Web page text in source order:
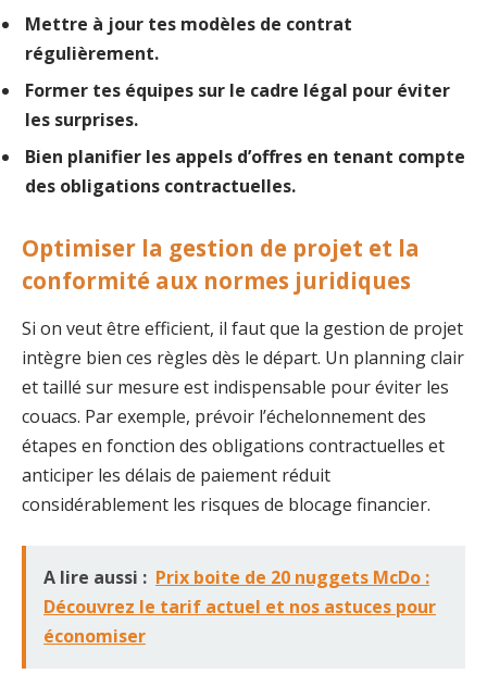
Mettre à jour tes modèles de contrat
régulièrement.
Former tes équipes sur le cadre légal pour éviter
les surprises.
Bien planifier les appels d’offres en tenant compte
des obligations contractuelles.
Optimiser la gestion de projet et la
conformité aux normes juridiques
Si on veut être efficient, il faut que la gestion de projet
intègre bien ces règles dès le départ. Un planning clair
et taillé sur mesure est indispensable pour éviter les
couacs. Par exemple, prévoir l’échelonnement des
étapes en fonction des obligations contractuelles et
anticiper les délais de paiement réduit
considérablement les risques de blocage financier.
A lire aussi : Prix boite de 20 nuggets McDo :
Découvrez le tarif actuel et nos astuces pour
économiser